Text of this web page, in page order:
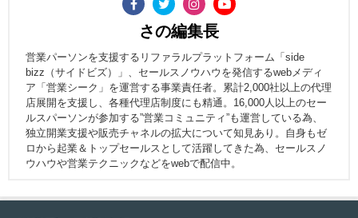
さの編集長
営業パーソンを支援するリファラルプラットフォーム「side
bizz（サイドビズ）」、セールスノウハウを発信するwebメディ
ア「営業シーク」を運営する事業責任者。累計2,000社以上の代理
店展開を支援し、各種代理店制度にも精通。16,000人以上のセー
ルスパーソンが参加する”営業コミュニティ”も運営している為、
独立開業支援や販売チャネルの拡大について知見あり。自身もゼ
ロから起業＆トップセールスとして活躍してきた為、セールスノ
ウハウや営業テクニックなどをwebで配信中。